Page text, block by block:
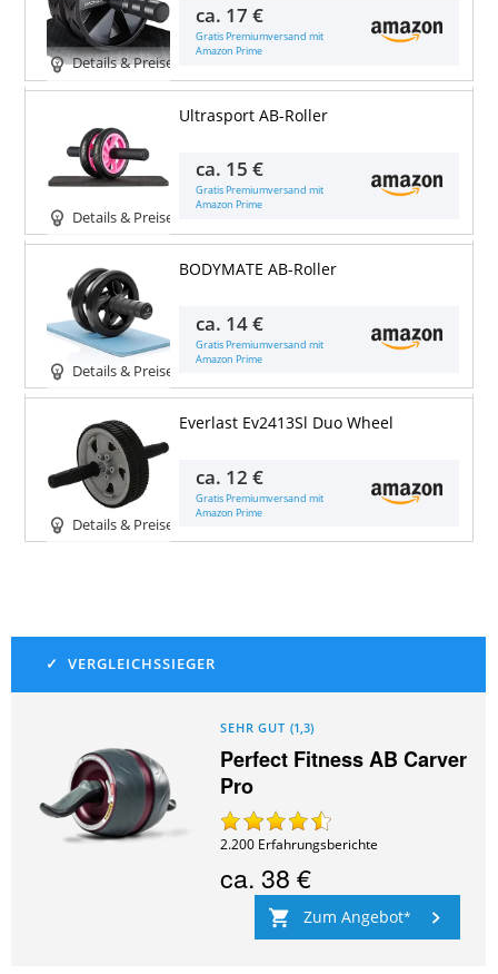
Details & Preise
ca. 17 €
Gratis Premiumversand mit
Amazon Prime
Details & Preise
Ultrasport AB-Roller
ca. 15 €
Gratis Premiumversand mit
Amazon Prime
Details & Preise
BODYMATE AB-Roller
ca. 14 €
Gratis Premiumversand mit
Amazon Prime
Details & Preise
Everlast Ev2413Sl Duo Wheel
ca. 12 €
Gratis Premiumversand mit
Amazon Prime
SEHR GUT (1,3)
Perfect Fitness AB Carver
Pro
2.200 Erfahrungsberichte
ca.38 €
Zum Angebot